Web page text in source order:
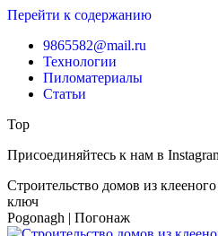
Перейти к содержанию
9865582@mail.ru
Технологии
Пиломатериалы
Статьи
Top
Присоединяйтесь к нам в
Строительство домов из
ключ
Pogonagh | Погонаж